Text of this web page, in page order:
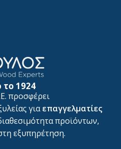
το 1924
προσφέρει
γιαεπαγγελματίες
προϊόντων,
εξυπηρέτηση.